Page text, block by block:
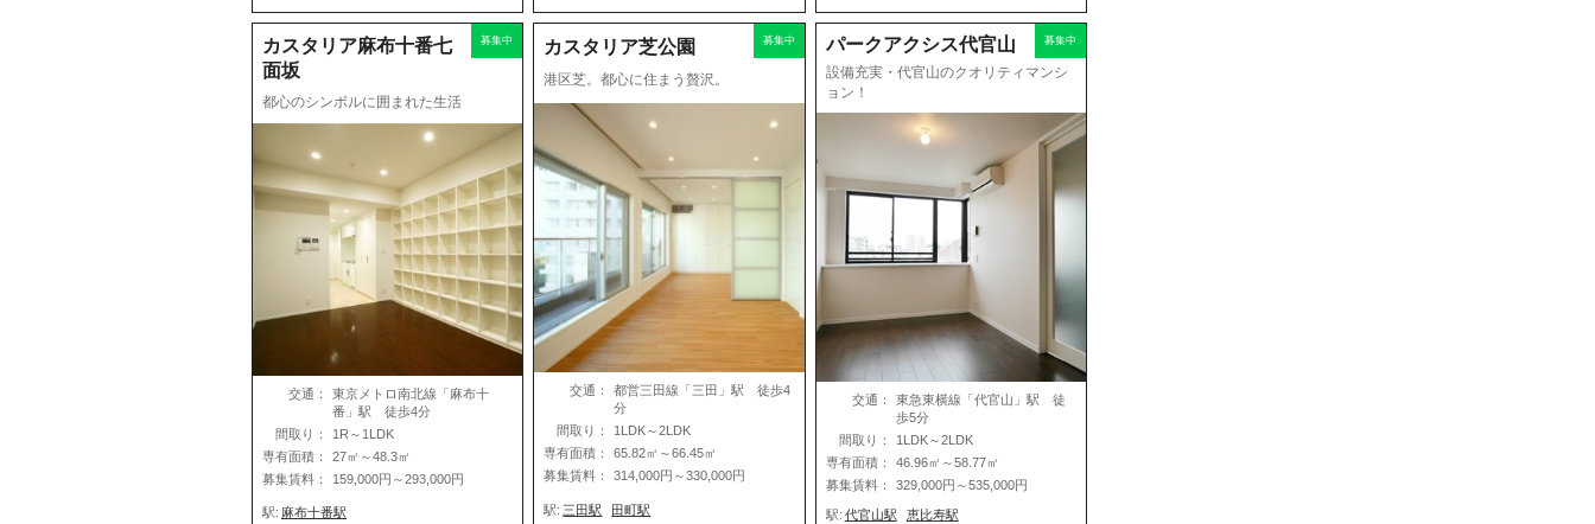
カスタリア麻布十番七
面坂
都心のシンボルに囲まれた生活
交通：
東京メトロ南北線「麻布十
番」駅 徒歩4分
間取り：
1R～1LDK
専有面積：
27㎡～48.3㎡
募集賃料：
159,000円～293,000円
駅: 麻布十番駅
募集中 カスタリア芝公園
港区芝。都心に住まう贅沢。
交通：
都営三田線「三田」駅 徒歩4
分
間取り：
1LDK～2LDK
専有面積：
65.82㎡～66.45㎡
募集賃料：
314,000円～330,000円
駅: 三田駅 田町駅
募集中 パークアクシス代官山
設備充実・代官山のクオリティマンシ
ョン！
交通：
東急東横線「代官山」駅 徒
歩5分
間取り：
1LDK～2LDK
専有面積：
46.96㎡～58.77㎡
募集賃料：
329,000円～535,000円
駅: 代官山駅 恵比寿駅
募集中